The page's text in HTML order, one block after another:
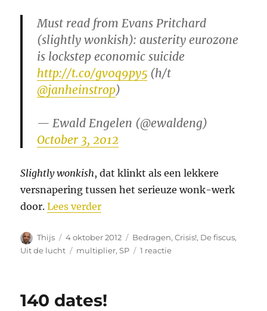
Must read from Evans Pritchard
(slightly wonkish): austerity eurozone
is lockstep economic suicide
http://t.co/gv0q9py5 (h/t
@janheinstrop)
— Ewald Engelen (@ewaldeng)
October 3, 2012
Slightly wonkish, dat klinkt als een lekkere
versnapering tussen het serieuze wonk-werk
door.Lees verder“Lachen en huilen met
Auteur
Thijs
Geplaatst
op
4 oktober 2012 Categorieën
Bedragen,Crisis!, De fiscus,
Uit de lucht
Tags
multiplier,SP 1 reactieop
140 dates!